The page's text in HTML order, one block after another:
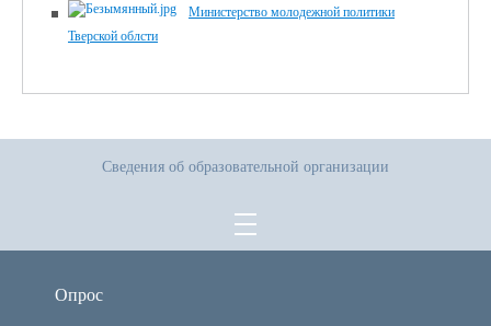
Министерство молодежной политики
Тверской облсти
Сведения об образовательной организации
Опрос